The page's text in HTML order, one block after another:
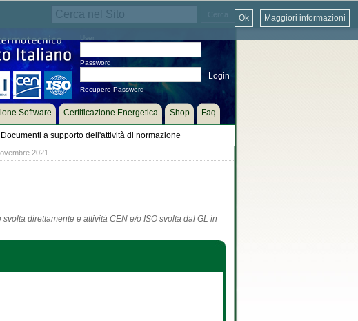
Password
Recupero Password
Documenti a supporto dell'attività di normazione
Software Certificazione Energetica Shop Faq
2021
direttamente e attività CEN e/o ISO svolta dal GL in
Maggiori informazioni
Ok